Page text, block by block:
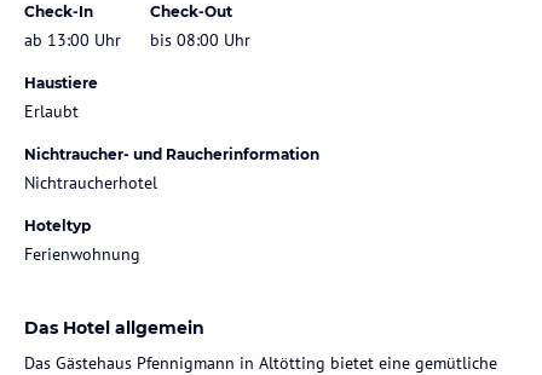
Check-In
ab 13:00 Uhr
Check-Out
bis 08:00 Uhr
Haustiere
Erlaubt
Nichtraucher- und Raucherinformation
Nichtraucherhotel
Hoteltyp
Ferienwohnung
Das Hotel allgemein
Das Gästehaus Pfennigmann in Altötting bietet eine gemütliche